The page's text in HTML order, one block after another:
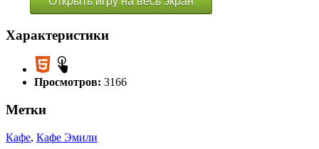
Характеристики
Просмотров: 3166
Метки
Кафе, Кафе Эмили